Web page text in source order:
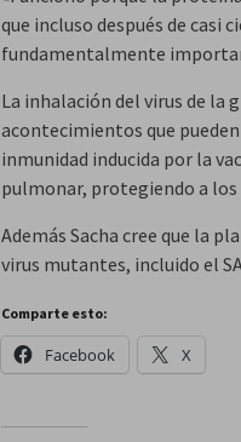
que incluso después de casi
fundamentalmente
La inhalación del virus de la
acontecimientos que
inmunidad inducida por la
pulmonar, protegiendo a los
Además Sacha cree que la
virus mutantes, incluido el
Comparte esto:
Facebook X